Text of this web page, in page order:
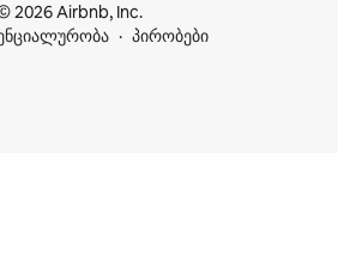
2026 Airbnb, Inc.
პირობები